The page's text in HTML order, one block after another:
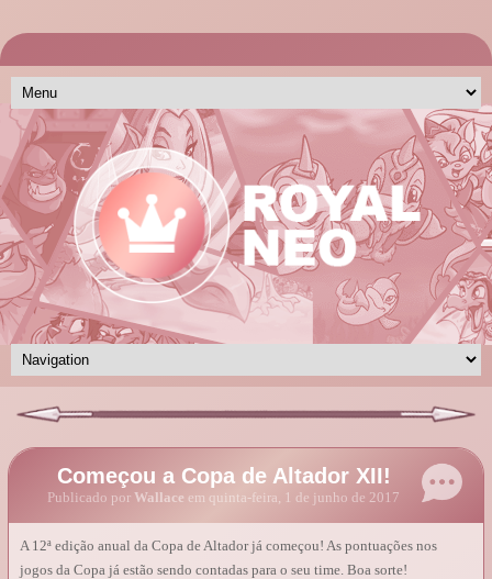
Começou a Copa de Altador XII!
Publicado por Wallace em quinta-feira, 1 de junho de 2017
A 12ª edição anual da Copa de Altador já começou! As pontuações nos
jogos da Copa já estão sendo contadas para o seu time. Boa sorte!